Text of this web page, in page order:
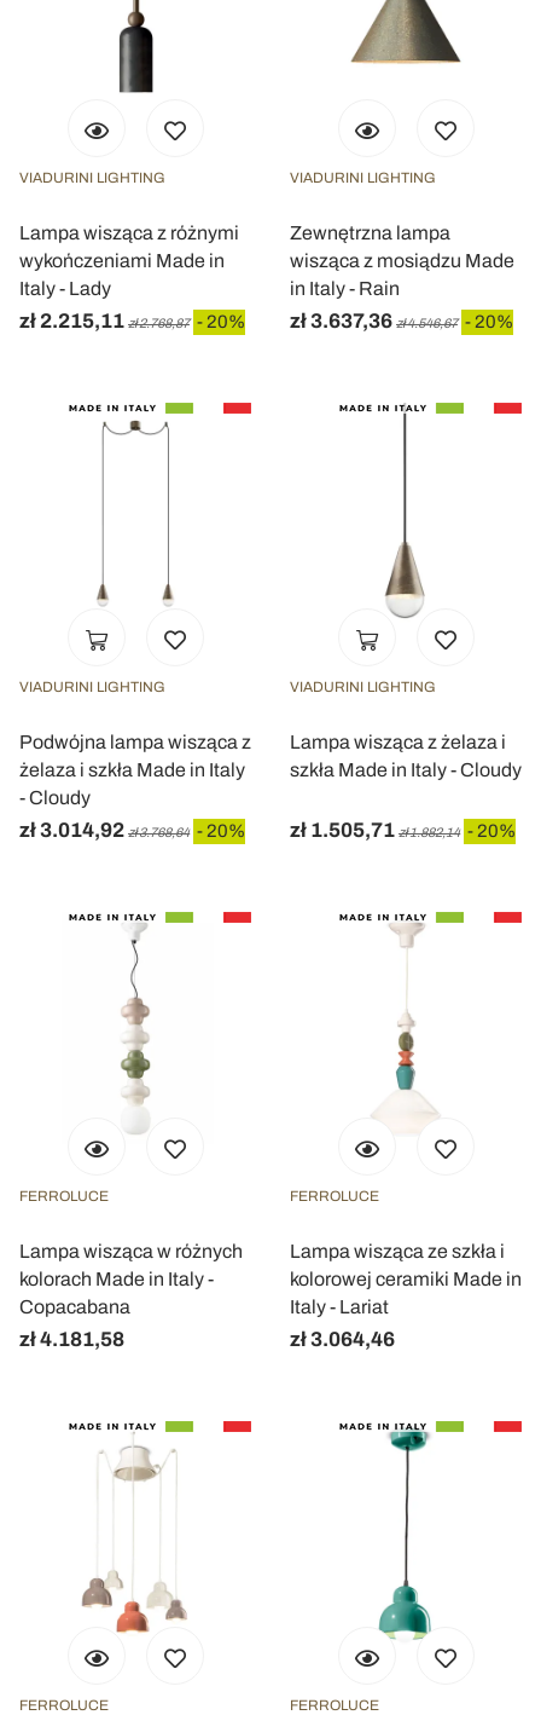
VIADURINI LIGHTING
Lampa wisząca z różnymi
wykończeniami Made in
Italy - Lady
zł 2.215,11 zł 2.768,87 - 20%
VIADURINI LIGHTING
Zewnętrzna lampa
wisząca z mosiądzu Made
in Italy - Rain
zł 3.637,36 zł 4.546,67 - 20%
VIADURINI LIGHTING
Podwójna lampa wisząca z
żelaza i szkła Made in Italy
- Cloudy
zł 3.014,92 zł 3.768,64 - 20%
VIADURINI LIGHTING
Lampa wisząca z żelaza i
szkła Made in Italy - Cloudy
zł 1.505,71 zł 1.882,14 - 20%
FERROLUCE
Lampa wisząca w różnych
kolorach Made in Italy -
Copacabana
zł 4.181,58
FERROLUCE
Lampa wisząca ze szkła i
kolorowej ceramiki Made in
Italy - Lariat
zł 3.064,46
FERROLUCE FERROLUCE